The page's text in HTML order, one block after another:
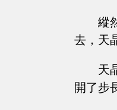
縱
去，天
天
開了步